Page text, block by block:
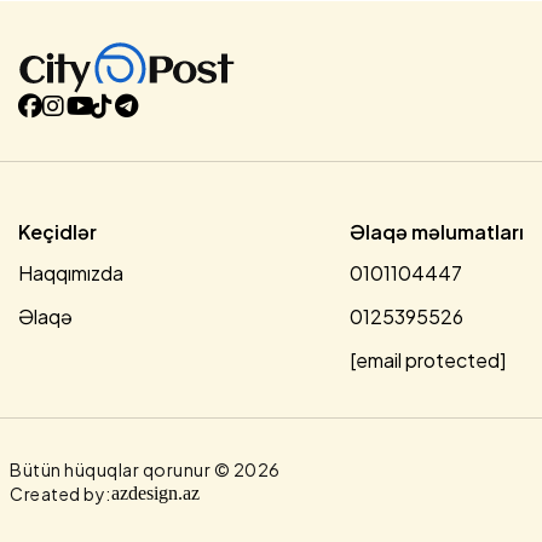
ilə hər iki şəxsin sürücülük hüququ 1 il müddətinə
məhdudlaşdırılıb və barələrində müvafiq olaraq inzibati
qaydada həbs, eləcə də məsuliyyət tədbirləri görülüb....
Keçidlər
Haqqımızda
Əlaqə
Əlaqə məlumatları
0101104447
0125395526
[email protected]
Bütün hüquqlar qorunur © 2026
Created by:azdesign.az